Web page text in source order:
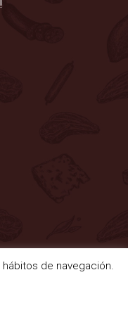
de navegación.